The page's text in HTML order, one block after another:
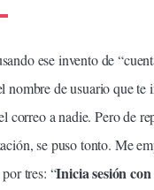
eseinventode
nombredeusuarioque te
correoa nadie. Pero de
se puso tonto. Me
tres: “Iniciasesión